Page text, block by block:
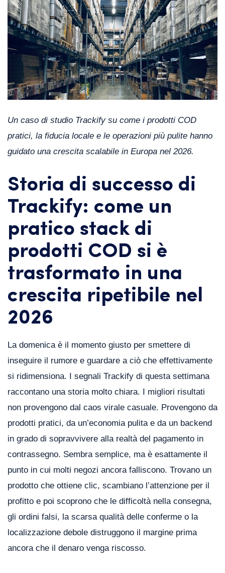
Un caso di studio Trackify su come i prodotti COD
pratici, la fiducia locale e le operazioni più pulite hanno
guidato una crescita scalabile in Europa nel 2026.
Storia di successo di
Trackify: come un
pratico stack di
prodotti COD si è
trasformato in una
crescita ripetibile nel
2026
La domenica è il momento giusto per smettere di
inseguire il rumore e guardare a ciò che effettivamente
si ridimensiona. I segnali Trackify di questa settimana
raccontano una storia molto chiara. I migliori risultati
non provengono dal caos virale casuale. Provengono da
prodotti pratici, da un’economia pulita e da un backend
in grado di sopravvivere alla realtà del pagamento in
contrassegno. Sembra semplice, ma è esattamente il
punto in cui molti negozi ancora falliscono. Trovano un
prodotto che ottiene clic, scambiano l’attenzione per il
profitto e poi scoprono che le difficoltà nella consegna,
gli ordini falsi, la scarsa qualità delle conferme o la
localizzazione debole distruggono il margine prima
ancora che il denaro venga riscosso.